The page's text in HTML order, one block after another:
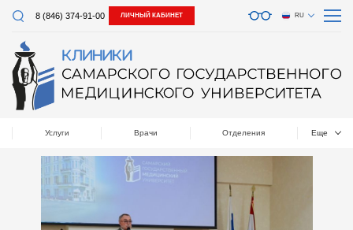
8 (846) 374-91-00 ЛИЧНЫЙ КАБИНЕТ RU
Услуги Врачи Отделения Еще